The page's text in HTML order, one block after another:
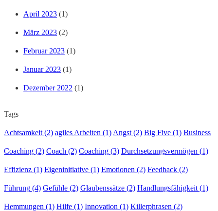
April 2023 (1)
März 2023 (2)
Februar 2023 (1)
Januar 2023 (1)
Dezember 2022 (1)
Tags
Achtsamkeit (2) agiles Arbeiten (1) Angst (2) Big Five (1) Business
Coaching (2) Coach (2) Coaching (3) Durchsetzungsvermögen (1)
Effizienz (1) Eigeninitiative (1) Emotionen (2) Feedback (2)
Führung (4) Gefühle (2) Glaubenssätze (2) Handlungsfähigkeit (1)
Hemmungen (1) Hilfe (1) Innovation (1) Killerphrasen (2)